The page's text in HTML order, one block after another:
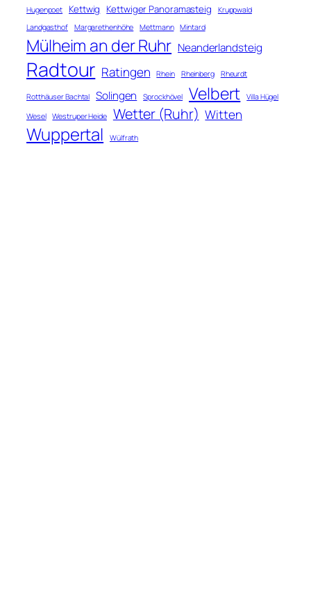
Hugenpoet Kettwig Kettwiger Panoramasteig
Kruppwald
Landgasthof
Margarethenhöhe Mettmann Mintard
Mülheim an der Ruhr Neanderlandsteig
Radtour Ratingen Rhein Rheinberg Rheurdt
Rotthäuser Bachtal Solingen Sprockhövel Velbert
Villa Hügel
Wesel
Westruper Heide Wetter (Ruhr) Witten
Wuppertal Wülfrath